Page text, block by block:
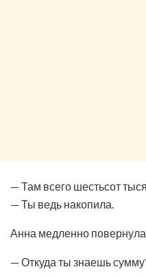
— Там всего шестьсот
— Ты ведь накопила.
Анна медленно
— Откуда ты знаешь